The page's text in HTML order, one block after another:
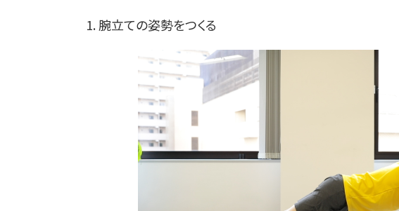
1. 腕立ての姿勢をつくる